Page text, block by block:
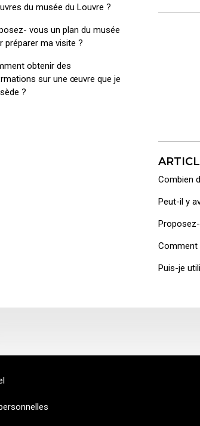
du musée du Louvre ?
vous un plan du musée
préparer ma visite ?
obtenir des
sur une œuvre que je
?
Combien
Peut-il y
Comment
Puis-je